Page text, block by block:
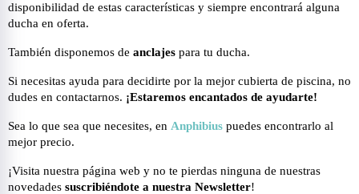
disponibilidad de estas características y siempre encontrará alguna
ducha en oferta.
También disponemos de anclajes para tu ducha.
Si necesitas ayuda para decidirte por la mejor cubierta de piscina, no
dudes en contactarnos. ¡Estaremos encantados de ayudarte!
Sea lo que sea que necesites, en Anphibius puedes encontrarlo al
mejor precio.
¡Visita nuestra página web y no te pierdas ninguna de nuestras
novedades suscribiéndote a nuestra Newsletter!